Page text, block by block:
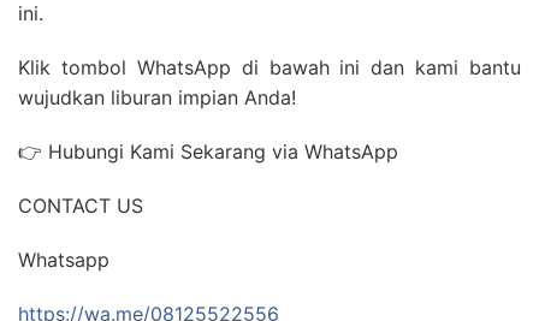
ini.
Klik tombol WhatsApp di bawah ini dan kami bantu
wujudkan liburan impian Anda!
👉 Hubungi Kami Sekarang via WhatsApp
CONTACT US
Whatsapp
https://wa.me/08125522556